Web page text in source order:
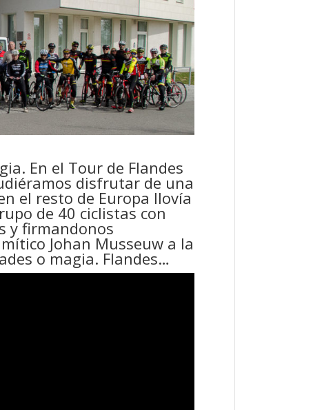
En el Tour de Flandes
disfrutar de una
el resto de Europa llovía
de 40 ciclistas con
y firmandonos
Johan Musseuw a la
o magia. Flandes…